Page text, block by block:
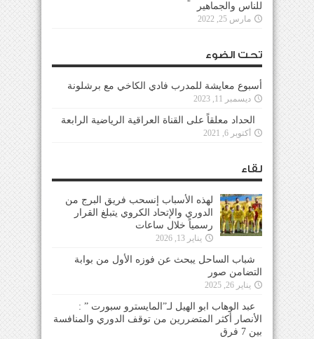
للناس والجماهير
مارس 25, 2022
تحت الضوء
أسبوع معايشة للمدرب فادي الكاخي مع برشلونة
ديسمبر 11, 2023
الحداد معلقاً على القناة العراقية الرياضية الرابعة
أكتوبر 6, 2021
لقاء
لهذه الأسباب إنسحب فريق البرج من
الدوري والإتحاد الكروي يتبلغ القرار
رسمياً خلال ساعات
يناير 13, 2026
شباب الساحل يبحث عن فوزه الأول من بوابة
التضامن صور
يناير 26, 2025
عبد الوهاب ابو الهيل لـ”المايسترو سبورت ” :
الأنصار أكثر المتضررين من توقف الدوري والمنافسة
بين 7 فرق